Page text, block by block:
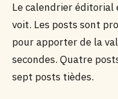
Le calendrier éditorial
voit. Les posts sont
pour apporter de la
secondes. Quatre
sept posts tièdes.